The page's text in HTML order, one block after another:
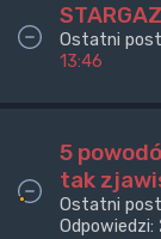
Ostatni
13:46
5
tak
Ostatni
Odpowiedzi: